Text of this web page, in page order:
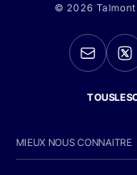
© 2026
MIEUX NOUS CONNAITRE